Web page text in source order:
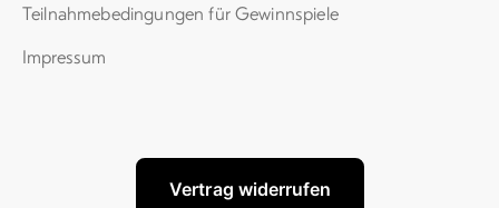
Teil­nahme­be­dingungen für Gewinn­spiele
Impressum
Vertrag widerrufen